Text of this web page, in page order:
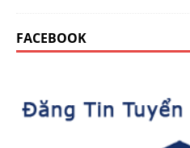
FACEBOOK